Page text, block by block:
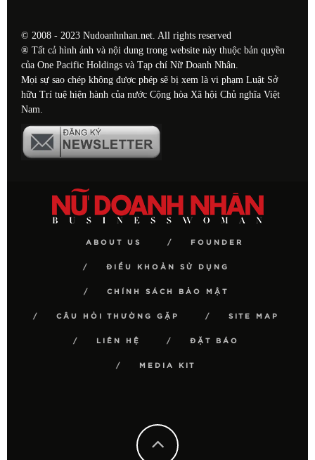
© 2008 - 2023 Nudoanhnhan.net. All rights reserved
® Tất cả hình ảnh và nội dung trong website này thuộc bản quyền
của One Pacific Holdings và Tạp chí Nữ Doanh Nhân.
Mọi sự sao chép không được phép sẽ bị xem là vi phạm Luật Sở
hữu Trí tuệ hiện hành của nước Cộng hòa Xã hội Chủ nghĩa Việt
Nam.
ABOUT US FOUNDER
ĐIỀU KHOẢN SỬ DỤNG
CHÍNH SÁCH BẢO MẬT
CÂU HỎI THƯỜNG GẶP SITE MAP
LIÊN HỆ ĐẶT BÁO
MEDIA KIT